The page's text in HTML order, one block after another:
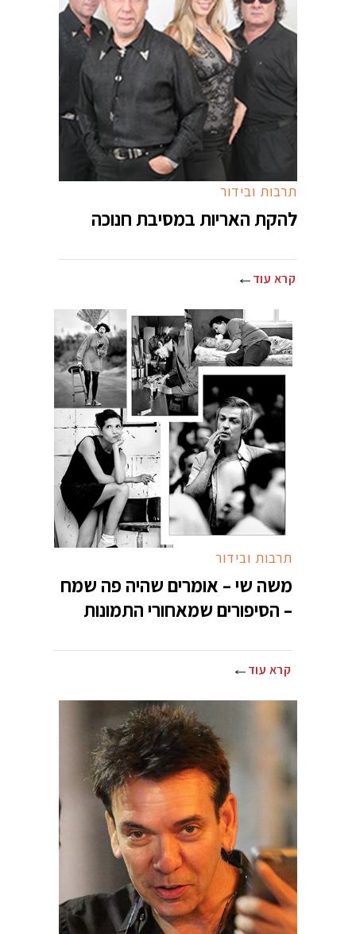
תרבות ובידור
להקת האריות במסיבת חנוכה
קרא עוד
תרבות ובידור
משה שי – אומרים שהיה פה שמח
– הסיפורים שמאחורי התמונות
קרא עוד